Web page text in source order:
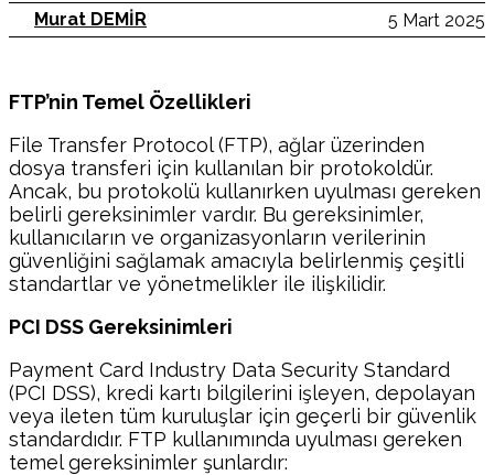
5 Mart 2025
Murat DEMİR
FTP’nin Temel Özellikleri
File Transfer Protocol (FTP), ağlar üzerinden
dosya transferi için kullanılan bir protokoldür.
Ancak, bu protokolü kullanırken uyulması gereken
belirli gereksinimler vardır. Bu gereksinimler,
kullanıcıların ve organizasyonların verilerinin
güvenliğini sağlamak amacıyla belirlenmiş çeşitli
standartlar ve yönetmelikler ile ilişkilidir.
PCI DSS Gereksinimleri
Payment Card Industry Data Security Standard
(PCI DSS), kredi kartı bilgilerini işleyen, depolayan
veya ileten tüm kuruluşlar için geçerli bir güvenlik
standardıdır. FTP kullanımında uyulması gereken
temel gereksinimler şunlardır: